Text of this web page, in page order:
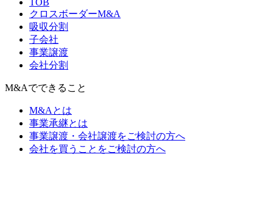
クロスボーダーM&A
吸収分割
子会社
事業譲渡
会社分割
M&Aでできること
M&Aとは
事業承継とは
事業譲渡・会社譲渡をご検討の方へ
会社を買うことをご検討の方へ